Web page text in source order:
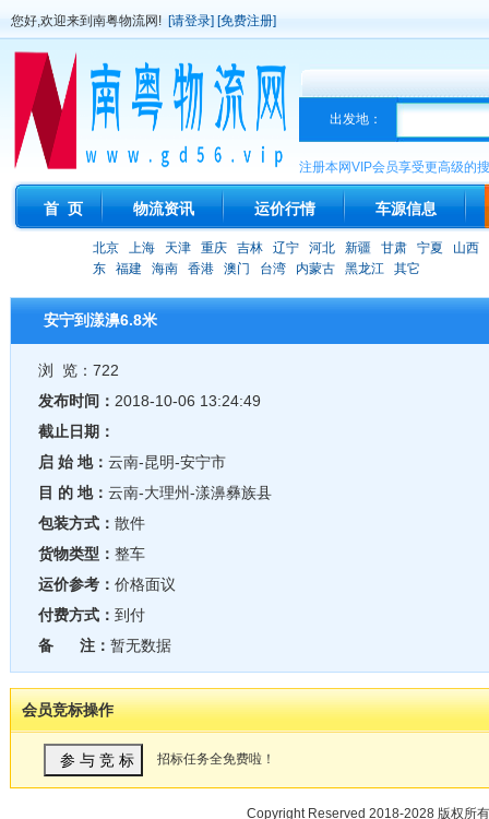
您好,欢迎来到南粤物流网! [请登录] [免费注册]
出发地：
注册本网VIP会员享受更高级的
首 页 物流资讯 运价行情 车源信息
北京 上海 天津 重庆 吉林 辽宁 河北 新疆 甘肃 宁夏
山西
东
福建 海南 香港 澳门 台湾 内蒙古 黑龙江 其它
安宁到漾濞6.8米
浏 览：722
发布时间： 2018-10-06 13:24:49
截止日期：
启 始 地： 云南-昆明-安宁市
目 的 地： 云南-大理州-漾濞彝族县
包装方式： 散件
货物类型： 整车
运价参考： 价格面议
付费方式： 到付
备 注： 暂无数据
会员竞标操作
招标任务全免费啦！
Copyright Reserved 2018-2028 版权所